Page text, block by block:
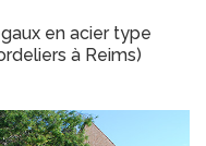
en acier type
à Reims)